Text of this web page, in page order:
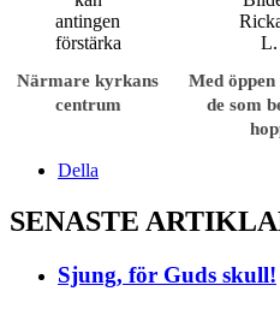
Närmare kyrkans
centrum
Med
de som
Della
SENASTE
Sjung, för Guds skull!